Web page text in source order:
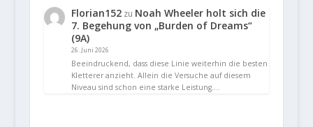
Florian152zu Noah Wheeler holt sich die
7. Begehung von „Burden of Dreams“
(9A)
26. Juni 2026
Beeindruckend, dass diese Linie weiterhin die besten
Kletterer anzieht. Allein die Versuche auf diesem
Niveau sind schon eine starke Leistung.…